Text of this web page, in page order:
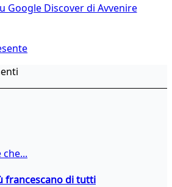
Google Discover di Avvenire
che...
francescano di tutti